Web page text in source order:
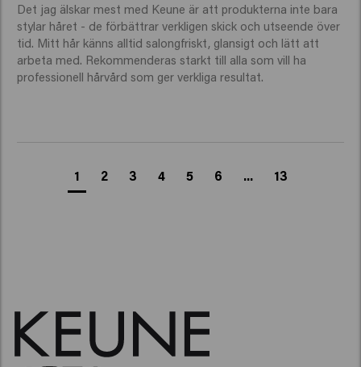
Det jag älskar mest med Keune är att produkterna inte bara
stylar håret - de förbättrar verkligen skick och utseende över
tid. Mitt hår känns alltid salongfriskt, glansigt och lätt att
arbeta med. Rekommenderas starkt till alla som vill ha
professionell hårvård som ger verkliga resultat.
1 2 3 4 5 6 ... 13